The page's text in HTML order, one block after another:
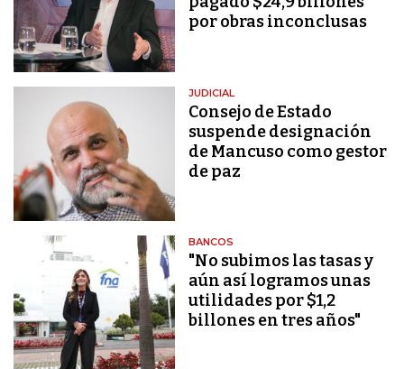
por obras inconclusas
JUDICIAL
Consejo de Estado
suspende designación
de Mancuso como gestor
de paz
BANCOS
"No subimos las tasas y
aún así logramos unas
utilidades por $1,2
billones en tres años"